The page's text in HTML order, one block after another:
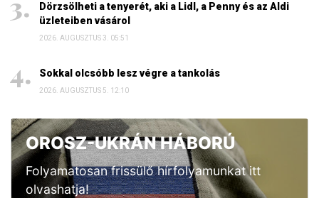
Dörzsölheti a tenyerét, aki a Lidl, a Penny és az Aldi
üzleteiben vásárol
2026. AUGUSZTUS 3. 05:51
Sokkal olcsóbb lesz végre a tankolás
2026. AUGUSZTUS 5. 12:10
OROSZ-UKRÁN HÁBORÚ
Folyamatosan frissülő hírfolyamunkat itt
olvashatja!